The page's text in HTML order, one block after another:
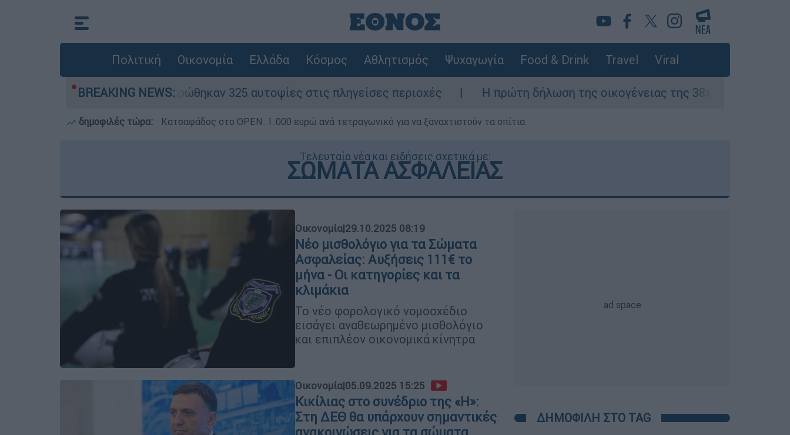
Πολιτική Οικονομία Ελλάδα Κόσμος Αθλητισμός Ψυχαγωγία Food & Drink Travel Viral
BREAKING NEWS:
- Ολοκληρώθηκαν 325 αυτοψίες στις πληγείσες περιοχές Η πρώτη δήλωση της οικογένειας της 38χρονης Βρετανίδας που
δημοφιλές τώρα: Κατσαφάδος στο OPEN: 1.000 ευρώ ανά τετραγωνικό για να ξαναχτιστούν τα σπίτια
Τελευταία νέα και ειδήσεις σχετικά με:
ΣΩΜΑΤΑ ΑΣΦΑΛΕΙΑΣ
Οικονομία|29.10.2025 08:19
Νέο μισθολόγιο για τα Σώματα
Ασφαλείας: Αυξήσεις 111€ το
μήνα - Οι κατηγορίες και τα
κλιμάκια
Το νέο φορολογικό νομοσχέδιο
εισάγει αναθεωρημένο μισθολόγιο
και επιπλέον οικονομικά κίνητρα
Οικονομία|05.09.2025 15:25
Κικίλιας στο συνέδριο της «Η»:
Στη ΔΕΘ θα υπάρχουν σημαντικές
ΔΗΜΟΦΙΛΗ ΣΤΟ TAG